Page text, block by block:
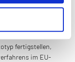
hielten den
und Vibration
fertigstellen,
im EU-